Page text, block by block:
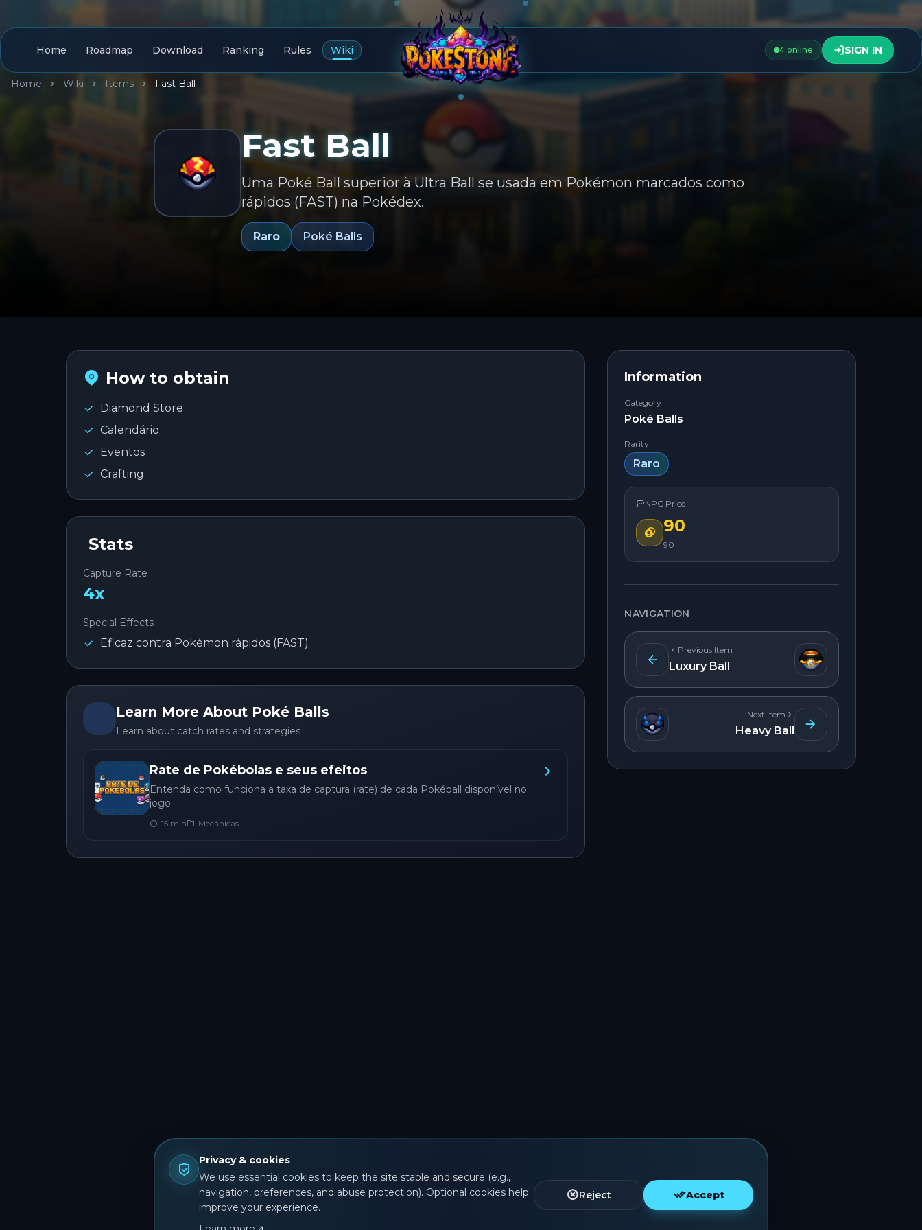
Home Roadmap Download Ranking Rules Wiki 4 online SIGN IN
Home Wiki Items Fast Ball
Fast Ball
Uma Poké Ball superior à Ultra Ball se usada em Pokémon marcados como
rápidos (FAST) na Pokédex.
Raro Poké Balls
How to obtain
Diamond Store
Calendário
Eventos
Crafting
Stats
Capture Rate
4x
Special Effects
Eficaz contra Pokémon rápidos (FAST)
Learn More About Poké Balls
Learn about catch rates and strategies
Rate de Pokébolas e seus efeitos
Entenda como funciona a taxa de captura (rate) de cada Pokéball disponível no
jogo
15 min Mecânicas
Information
Category
Poké Balls
Rarity
Raro
NPC Price
90
90
NAVIGATION
Previous Item
Luxury Ball
Next Item
Heavy Ball
Privacy & cookies
We use essential cookies to keep the site stable and secure (e.g.,
navigation, preferences, and abuse protection). Optional cookies help
improve your experience.
Reject Accept